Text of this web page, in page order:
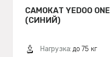
САМОКАТ YEDOO ONE
(СИНИЙ)
Нагрузка: до 75 кг